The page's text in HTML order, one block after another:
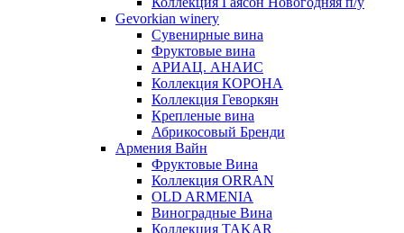
Gevorkian winery
Сувенирные вина
Фруктовые вина
АРИАЦ. АНАИС
Коллекция КОРОНА
Коллекция Геворкян
Крепленые вина
Абрикосовый Бренди
Армения Вайн
Фруктовые Вина
Коллекция ORRAN
OLD ARMENIA
Виноградные Вина
Коллекция TAKAR